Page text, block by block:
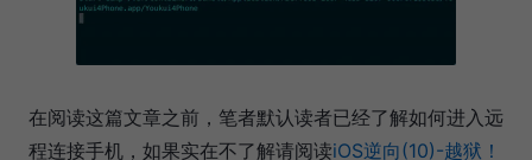
在阅读这篇文章之前，笔者默认读者已经了解如何进入远
程连接手机，如果实在不了解请阅读iOS逆向(10)-越狱！